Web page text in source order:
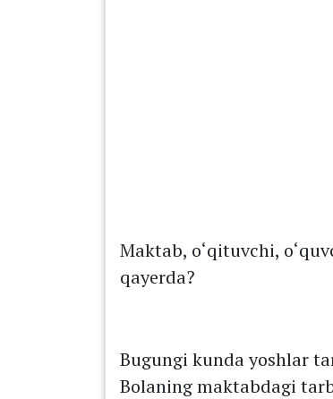
Maktab, о‘qituvchi,
qayerda?
Bugungi kunda yoshlar
Bolaning maktabdagi